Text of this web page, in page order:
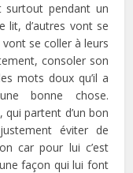
surtout pendant un
lit, d’autres vont se
se coller à leurs
consoler son
mots doux qu’il a
bonne chose.
partent d’un bon
éviter de
car pour lui c’est
façon qui lui font